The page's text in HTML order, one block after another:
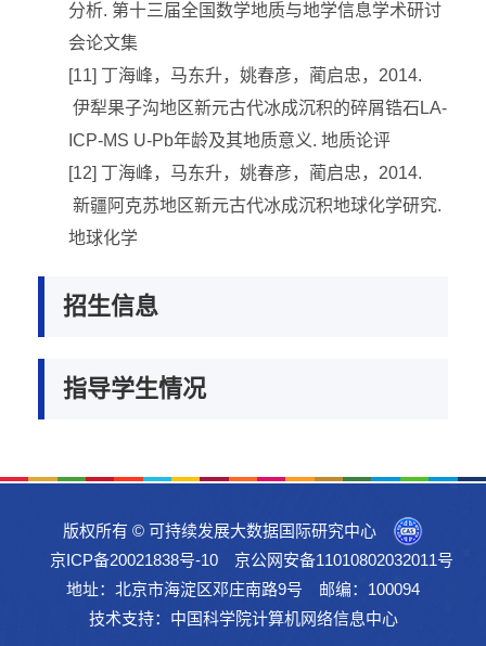
分析. 第十三届全国数学地质与地学信息学术研讨
会论文集
[11] 丁海峰，马东升，姚春彦，蔺启忠，2014.
伊犁果子沟地区新元古代冰成沉积的碎屑锆石LA-
ICP-MS U-Pb年龄及其地质意义. 地质论评
[12] 丁海峰，马东升，姚春彦，蔺启忠，2014.
新疆阿克苏地区新元古代冰成沉积地球化学研究.
地球化学
招生信息
指导学生情况
版权所有 © 可持续发展大数据国际研究中心
京ICP备20021838号-10京公网安备11010802032011号
地址：北京市海淀区邓庄南路9号 邮编：100094
技术支持：中国科学院计算机网络信息中心